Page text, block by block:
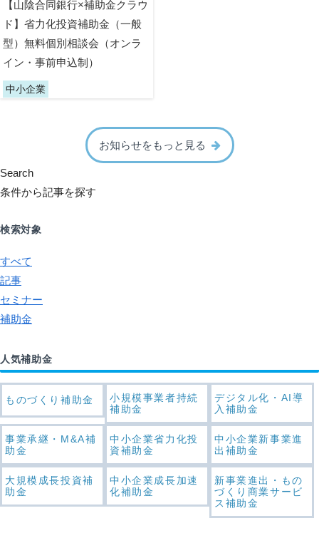
【山陰合同銀行×補助金クラウ
ド】省力化投資補助金（一般
型）無料個別相談会（オンラ
イン・事前申込制）
中小企業
お知らせをもっと見る
Search
条件から記事を探す
検索対象
すべて
記事
セミナー
補助金
人気補助金
ものづくり補助金
小規模事業者持続
補助金
デジタル化・AI導
入補助金
事業承継・M&A補
助金
中小企業省力化投
資補助金
中小企業新事業進
出補助金
大規模成長投資補
助金
中小企業成長加速
化補助金
新事業進出・もの
づくり商業サービ
ス補助金